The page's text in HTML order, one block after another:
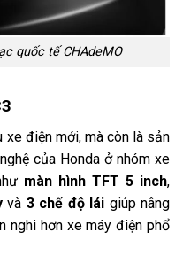
quốc tế CHAdeMO
xe điện mới, mà còn là sản
của Honda ở nhóm xe
màn hình TFT 5 inch,
và 3 chế độ lái giúp nâng
nghi hơn xe máy điện phổ